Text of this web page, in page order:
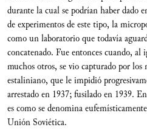
durante la cual se podrían haber dado
de experimentos de este tipo, la
como un laboratorio que todavía
concatenado. Fue entonces cuando,
muchos otros, se vio capturado por los
estaliniano, que le impidió
arrestado en 1937; fusilado en 1939.
es como se denomina
Unión Soviética.